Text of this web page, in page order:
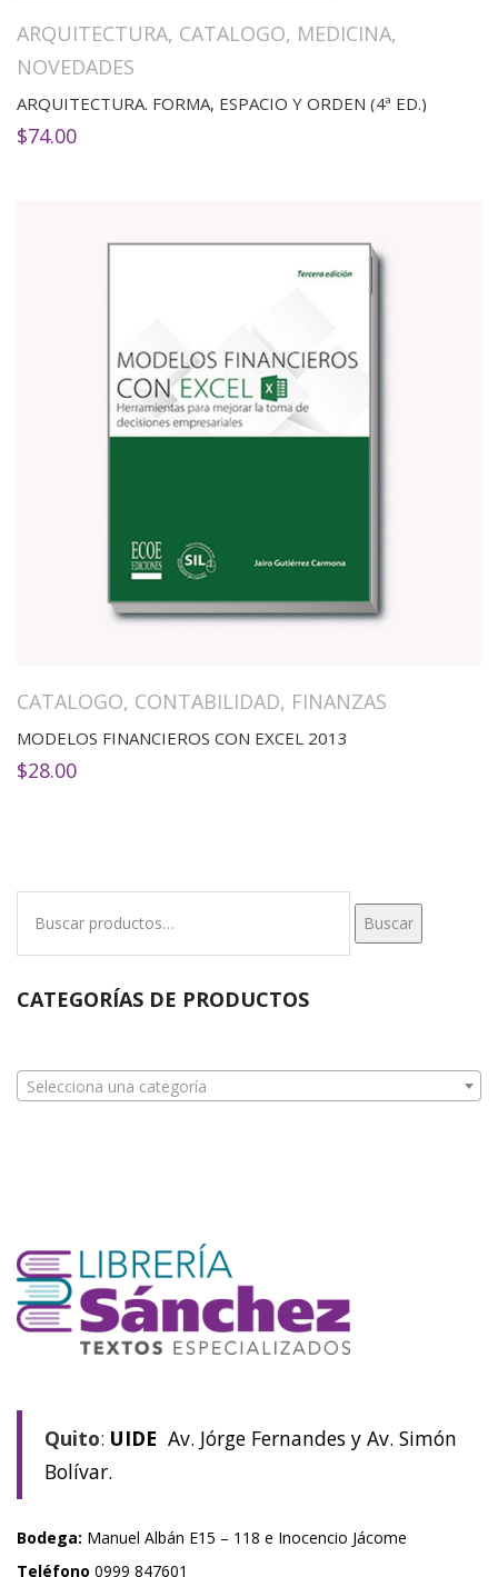
ARQUITECTURA, CATALOGO, MEDICINA,
NOVEDADES
ARQUITECTURA. FORMA, ESPACIO Y ORDEN (4ª ED.)
$74.00
CATALOGO, CONTABILIDAD, FINANZAS
MODELOS FINANCIEROS CON EXCEL 2013
$28.00
Buscar
CATEGORÍAS DE PRODUCTOS
Selecciona una categoría
Quito: UIDE Av. Jórge Fernandes y Av. Simón
Bolívar.
Bodega: Manuel Albán E15 – 118 e Inocencio Jácome
Teléfono 0999 847601